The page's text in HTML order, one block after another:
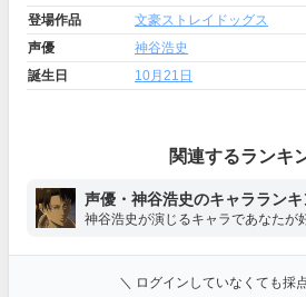
登場作品
文豪ストレイドッグス
声優
神谷浩史
誕生日
10月21日
関連するランキ
声優・神谷浩史のキャラランキ
神谷浩史が演じるキャラであなたが
＼ ログインしていなくても採